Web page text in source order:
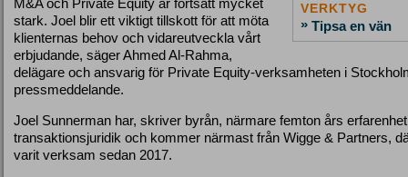
VERKTYG
» Tipsa en vän
M&A och Private Equity är fortsatt mycket
stark. Joel blir ett viktigt tillskott för att möta
klienternas behov och vidareutveckla vårt
erbjudande, säger Ahmed Al-Rahma,
delägare och ansvarig för Private Equity-verksamheten i
pressmeddelande.
Joel Sunnerman har, skriver byrån, närmare femton års
transaktionsjuridik och kommer närmast från Wigge & Partners,
varit verksam sedan 2017.